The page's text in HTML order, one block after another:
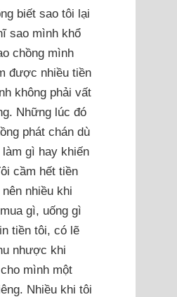
biết sao tôi lại
sao mình khổ
chồng mình
được nhiều tiền
không phải vất
Những lúc đó
phát chán dù
làm gì hay khiến
cầm hết tiền
nhiều khi
gì, uống gì
tiền tôi, có lẽ
nhược khi
mình một
Nhiều khi tôi